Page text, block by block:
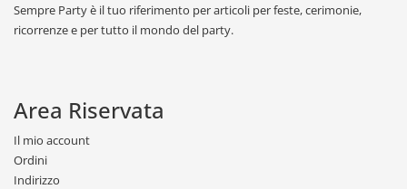
Sempre Party è il tuo riferimento per articoli per feste, cerimonie,
ricorrenze e per tutto il mondo del party.
Area Riservata
Il mio account
Ordini
Indirizzo